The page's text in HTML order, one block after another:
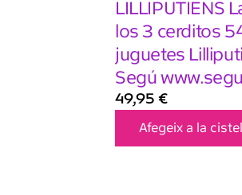
LILLIPUTIENS
los 3 cerditos
juguetes
Segú
49,95 €
Afegeix a la